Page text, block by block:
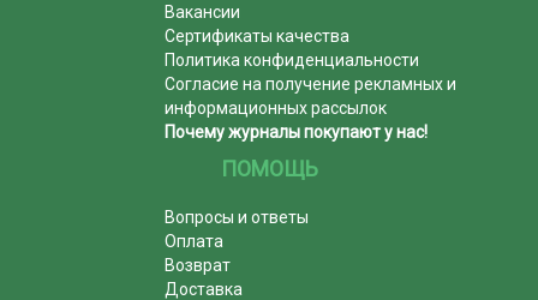
Вакансии
Сертификаты качества
Политика конфиденциальности
Согласие на получение рекламных и
информационных рассылок
Почему журналы покупают у нас!
ПОМОЩЬ
Вопросы и ответы
Оплата
Возврат
Доставка